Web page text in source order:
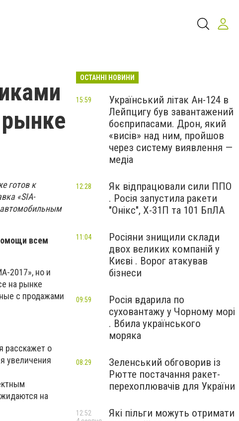
готов к
«SIA-
автомобильным
всем
2017», но и
на рынке
с продажами
расскажет о
увеличения
на
ОСТАННІ НОВИНИ
Український літак Ан-124 в
Лейпцигу був завантажений
боєприпасами. Дрон, який
«висів» над ним, пройшов
через систему виявлення —
медіа
15:59
Як відпрацювали сили ППО
. Росія запустила ракети
"Онікс", Х-31П та 101 БпЛА
12:28
Росіяни знищили склади
двох великих компаній у
Києві . Ворог атакував
бізнеси
11:04
Росія вдарила по
суховантажу у Чорному морі
. Вбила українського
моряка
09:59
Зеленський обговорив із
Рютте постачання ракет-
перехоплювачів для України
08:29
Які пільги можуть отримати
12:52